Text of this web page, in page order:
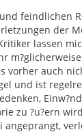
feindlichen
der
lassen
vorher auch
und ist
zu ?u?ern
angeprangt,